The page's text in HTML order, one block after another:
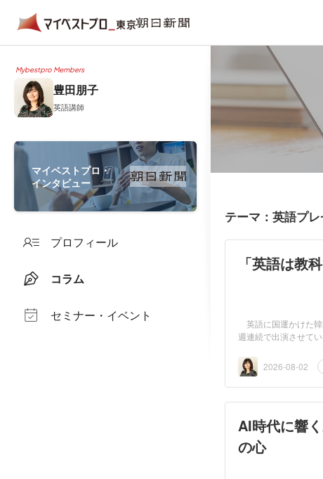
Mybestpro Members
豊田朋子
英語講師
マイベストプロ・
インタビュー
プロフィール
コラム
セミナー・イベント
テーマ：英語プ
「英語は教
英語に国運かけた
週連続で出演させて
2026-08-02
AI時代に響
の心